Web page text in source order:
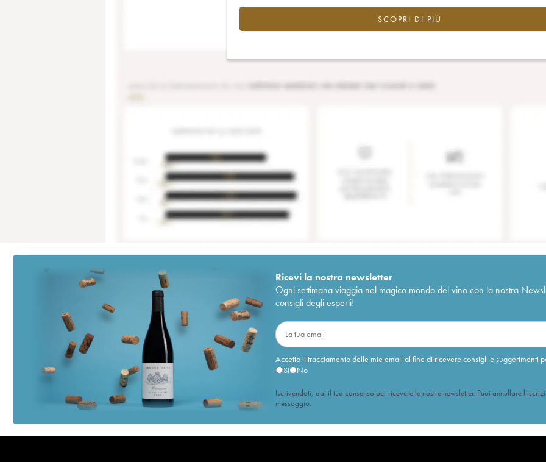
SCOPRI DI PIÙ
Ricevi la nostra newsletter
Ogni settimana viaggia nel magico mondo del vino con la nostra
consigli degli esperti!
Accetto il tracciamento delle mie email al fine di ricevere consigli e suggerimenti
Sì
No
Iscrivendoti, dai il tuo consenso per ricevere le nostre newsletter. Puoi annullare
messaggio.